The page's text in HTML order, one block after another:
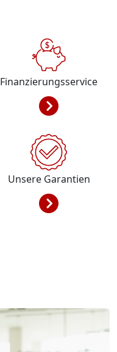
Finanzierungsservice
Unsere Garantien